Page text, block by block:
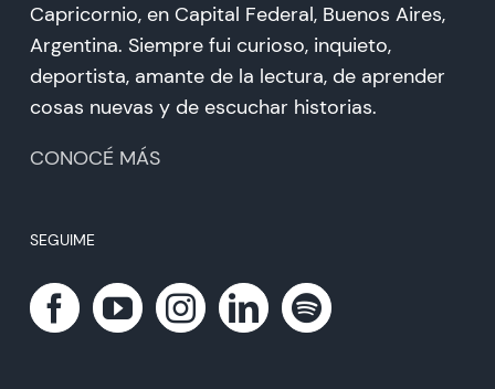
Capricornio, en Capital Federal, Buenos Aires,
Argentina. Siempre fui curioso, inquieto,
deportista, amante de la lectura, de aprender
cosas nuevas y de escuchar historias.
CONOCÉ MÁS
SEGUIME